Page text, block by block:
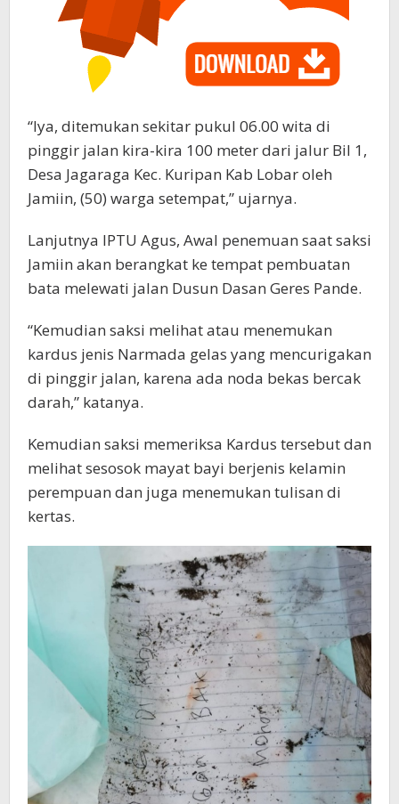
“Iya, ditemukan sekitar pukul 06.00 wita di
pinggir jalan kira-kira 100 meter dari jalur Bil 1,
Desa Jagaraga Kec. Kuripan Kab Lobar oleh
Jamiin, (50) warga setempat,” ujarnya.
Lanjutnya IPTU Agus, Awal penemuan saat saksi
Jamiin akan berangkat ke tempat pembuatan
bata melewati jalan Dusun Dasan Geres Pande.
“Kemudian saksi melihat atau menemukan
kardus jenis Narmada gelas yang mencurigakan
di pinggir jalan, karena ada noda bekas bercak
darah,” katanya.
Kemudian saksi memeriksa Kardus tersebut dan
melihat sesosok mayat bayi berjenis kelamin
perempuan dan juga menemukan tulisan di
kertas.